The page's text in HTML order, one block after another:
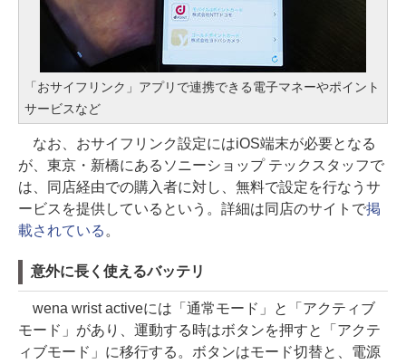
「おサイフリンク」アプリで連携できる電子マネーやポイント
サービスなど
なお、おサイフリンク設定にはiOS端末が必要となる
が、東京・新橋にあるソニーショップ テックスタッフで
は、同店経由での購入者に対し、無料で設定を行なうサ
ービスを提供しているという。詳細は同店のサイトで掲
載されている 。
意外に長く使えるバッテリ
wena wrist activeには「通常モード」と「アクティブ
モード」があり、運動する時はボタンを押すと「アクテ
ィブモード」に移行する。ボタンはモード切替と、電源